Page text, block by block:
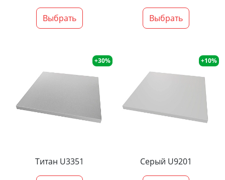
Выбрать Выбрать
+30%
Титан U3351
+10%
Серый U9201